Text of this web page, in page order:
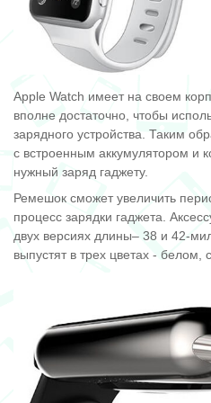
Apple Watch имеет на своем
вполне достаточно, чтобы
зарядного устройства. Таким
с встроенным аккумулятором и
нужный заряд гаджету.
Ремешок сможет увеличить
процесс зарядки гаджета.
двух версиях длины– 38 и 42-
выпустят в трех цветах - белом,